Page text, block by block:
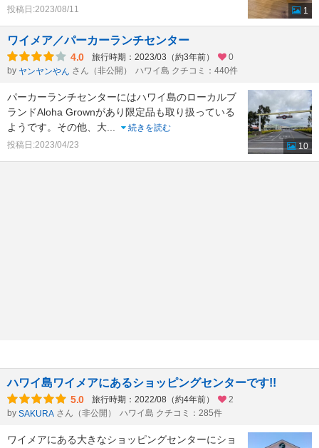
投稿日:2023/08/11
1
ワイメア／パーカーランチセンター
4.0 旅行時期：2023/03（約3年前）
0
by ヤンヤンやん さん（非公開） ハワイ島 クチコミ：440件
パーカーランチセンターにはハワイ島のローカルブ
ランドAloha Grownがあり限定品も取り扱っている
ようです。その他、大
続きを読む
投稿日:2023/04/23
10
ハワイ島ワイメアにあるショッピングセンターです!!
5.0 旅行時期：2022/08（約4年前）
2
by SAKURA さん（非公開） ハワイ島 クチコミ：285件
ワイメアにある大きなショッピングセンターにショ